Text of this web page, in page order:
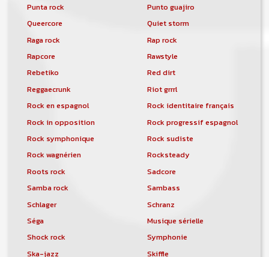
Punta rock
Punto guajiro
Queercore
Quiet storm
Raga rock
Rap rock
Rapcore
Rawstyle
Rebetiko
Red dirt
Reggaecrunk
Riot grrrl
Rock en espagnol
Rock identitaire français
Rock in opposition
Rock progressif espagnol
Rock symphonique
Rock sudiste
Rock wagnérien
Rocksteady
Roots rock
Sadcore
Samba rock
Sambass
Schlager
Schranz
Séga
Musique sérielle
Shock rock
Symphonie
Ska-jazz
Skiffle